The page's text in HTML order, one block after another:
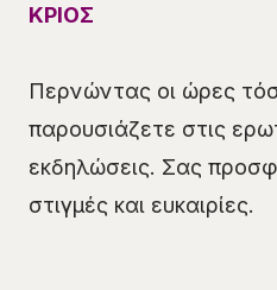
ΚΡΙΟΣ
Περνώντας οι ώρες
παρουσιάζετε στις
εκδηλώσεις. Σας
στιγμές και ευκαιρίες.